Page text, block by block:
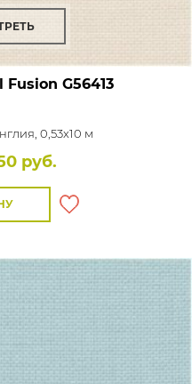
Fusion G56413
0,53x10 м
руб.